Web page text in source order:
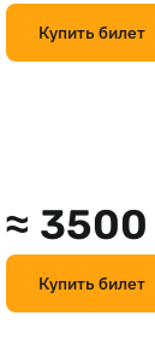
Купить билет
≈ 3500
Купить билет